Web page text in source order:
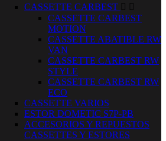
CASSETTE CARBEST  
CASSETTE CARBEST
MOTION
CASSETTE ABATIBLE RW
VAN
CASSETTE CARBEST RW
STYLE
CASSETTE CARBEST RW
ECO
CASSETTE VARIOS
ESTOR DOMETIC S7P-PB
ACCESORIOS Y REPUESTOS
CASSETTES Y ESTORES